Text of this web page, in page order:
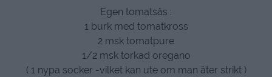
Egen tomatsås :
1 burk med tomatkross
2 msk tomatpure
1/2 msk torkad oregano
( 1 nypa socker -vilket kan ute om man äter strikt )